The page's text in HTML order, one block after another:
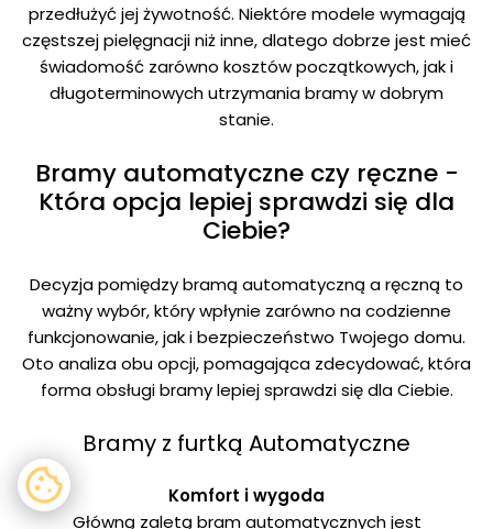
przedłużyć jej żywotność. Niektóre modele wymagają
częstszej pielęgnacji niż inne, dlatego dobrze jest mieć
świadomość zarówno kosztów początkowych, jak i
długoterminowych utrzymania bramy w dobrym
stanie.
Bramy automatyczne czy ręczne -
Która opcja lepiej sprawdzi się dla
Ciebie?
Decyzja pomiędzy bramą automatyczną a ręczną to
ważny wybór, który wpłynie zarówno na codzienne
funkcjonowanie, jak i bezpieczeństwo Twojego domu.
Oto analiza obu opcji, pomagająca zdecydować, która
forma obsługi bramy lepiej sprawdzi się dla Ciebie.
Bramy z furtką Automatyczne
Komfort i wygoda
Główną zaletą bram automatycznych jest